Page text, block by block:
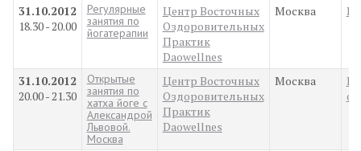
31.10.2012
18.30 - 20.00
Регулярные
занятия по
йогатерапии
Центр Восточных
Оздоровительных
Практик
Daowellnes
Москва
31.10.2012
20.00 - 21.30
Открытые
занятия по
хатха йоге с
Александрой
Львовой.
Москва
Центр Восточных
Оздоровительных
Практик
Daowellnes
Москва